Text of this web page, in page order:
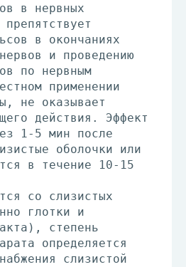
в нервных
в окончаниях
и проведению
по нервным
применении
не оказывает
действия. Эффект
1-5 мин после
оболочки или
в течение 10-15
со слизистых
глотки и
степень
определяется
слизистой